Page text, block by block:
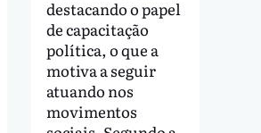
destacando o papel
de capacitação
política, o que a
motiva a seguir
atuando nos
movimentos